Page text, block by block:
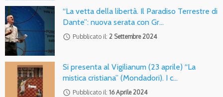
“La vetta della libertà. Il Paradiso Terrestre di
Dante”: nuova serata con Gr…
access_time Pubblicato il: 2 Settembre 2024
Si presenta al Vigilianum (23 aprile) “La
mistica cristiana” (Mondadori). I c…
access_time Pubblicato il: 16 Aprile 2024